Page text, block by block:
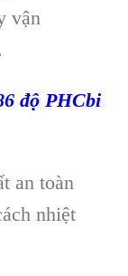
vận
độ PHCbi
an toàn
nhiệt